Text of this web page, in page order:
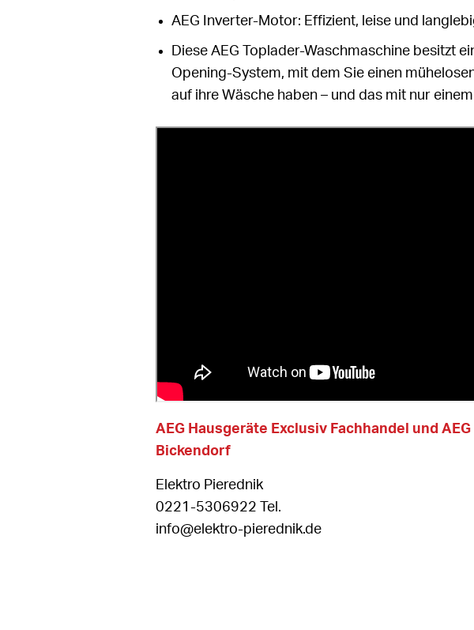
AEG Inverter-Motor: Effizient, leise und
Diese AEG Toplader-Waschmaschine besitzt
Opening-System, mit dem Sie einen
auf ihre Wäsche haben – und das mit nur
AEG Hausgeräte Exclusiv Fachhandel und
Bickendorf
Elektro Pierednik
0221-5306922 Tel.
info@elektro-pierednik.de